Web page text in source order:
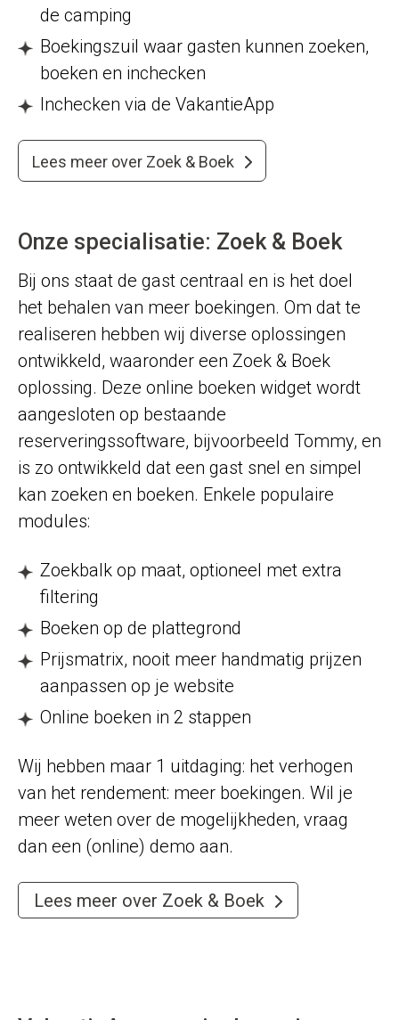
de camping
Boekingszuil waar gasten kunnen zoeken,
boeken en inchecken
Inchecken via de VakantieApp
Lees meer over Zoek & Boek
Onze specialisatie: Zoek & Boek
Bij ons staat de gast centraal en is het doel
het behalen van meer boekingen. Om dat te
realiseren hebben wij diverse oplossingen
ontwikkeld, waaronder een Zoek & Boek
oplossing. Deze online boeken widget wordt
aangesloten op bestaande
reserveringssoftware, bijvoorbeeld Tommy, en
is zo ontwikkeld dat een gast snel en simpel
kan zoeken en boeken. Enkele populaire
modules:
Zoekbalk op maat, optioneel met extra
filtering
Boeken op de plattegrond
Prijsmatrix, nooit meer handmatig prijzen
aanpassen op je website
Online boeken in 2 stappen
Wij hebben maar 1 uitdaging: het verhogen
van het rendement: meer boekingen. Wil je
meer weten over de mogelijkheden, vraag
dan een (online) demo aan.
Lees meer over Zoek & Boek